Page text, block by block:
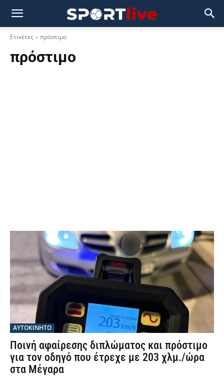
Ετικέτες πρόστιμο
πρόστιμο
ΑΥΤΟΚΙΝΗΤΟ
Ποινή αφαίρεσης διπλώματος και πρόστιμο
για τον οδηγό που έτρεχε με 203 χλμ./ώρα
στα Μέγαρα